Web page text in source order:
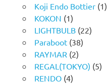
Koji Endo Bottier(1)
KOKON (1)
LIGHTBULB(22)
Paraboot(38)
RAYMAR (2)
REGAL(TOKYO) (5)
RENDO(4)